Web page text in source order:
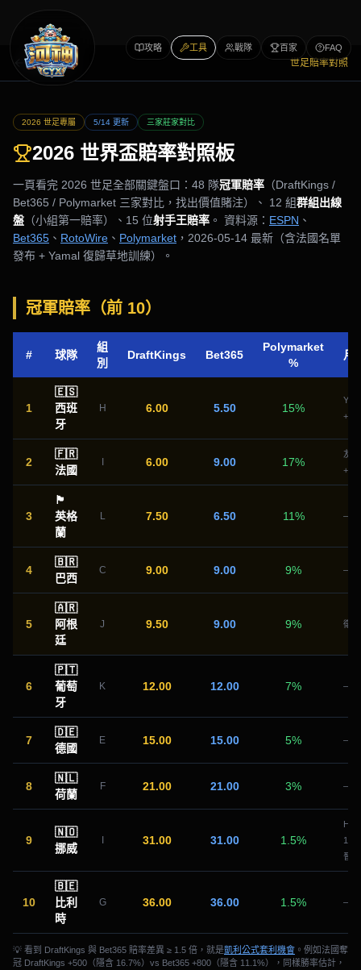
攻略 工具 戰隊 百家 FAQ
攻略文章 世足賠率對照
2026 世足專屬 5/14 更新 三家莊家對比
2026 世界盃賠率對照板
一頁看完 2026 世足全部關鍵盤口：48 隊冠軍賠率 （DraftKings /
Bet365 / Polymarket 三家對比，找出價值賭注）、 12 組群組出線
盤 （小組第一賠率）、15 位射手王賠率 。 資料源： ESPN 、
Bet365 、 RotoWire 、 Polymarket ，2026-05-14 最新（含法國名單
發布 + Yamal 復歸草地訓練）。
冠軍賠率（前 10）
# 球隊
組
別
DraftKings Bet365
Polymarket
%
月
1
🇪🇸
西班
牙
H 6.00 5.50 15%
2
🇫🇷
法國
6.00 9.00 17%
友
3
🏴󠁧󠁢󠁥󠁮󠁧󠁿
英格
蘭
L 7.50 6.50 11% —
4
🇧🇷
巴西
C 9.00 9.00 9% —
5
🇦🇷
阿根
廷
J 9.50 9.00 9% 衛
6
🇵🇹
葡萄
牙
K 12.00 12.00 7% —
7
🇩🇪
德國
E 15.00 15.00 5% —
8
🇳🇱
荷蘭
F 21.00 21.00 3% —
9
🇳🇴
挪威
31.00 31.00 1.5%
11/
晉級
10
🇧🇪
比利
時
G 36.00 36.00 1.5% —
💡 看到 DraftKings 與 Bet365 賠率差異 ≥ 1.5 倍，就是凱利公式套利機會 。例如法國奪
冠 DraftKings +500（隱含 16.7%）vs Bet365 +800（隱含 11.1%），同樣勝率估計，